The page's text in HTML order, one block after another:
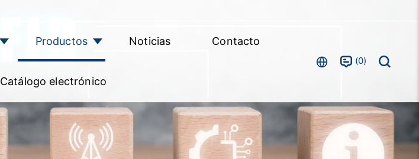
Productos Noticias Contacto
Catálogo electrónico
0